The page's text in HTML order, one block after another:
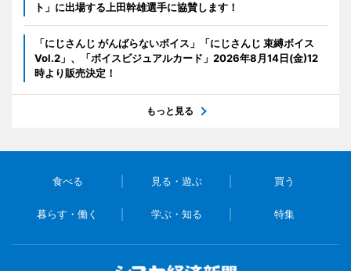
ト」に出場する上田幹雄選手に協賛します！
「にじさんじ がんばらないボイス」「にじさんじ 束縛ボイス
Vol.2」、「ボイスビジュアルカード」2026年8月14日(金)12
時より販売決定！
もっと見る
食べる 見る・遊ぶ 買う
暮らす・働く 学ぶ・知る 特集